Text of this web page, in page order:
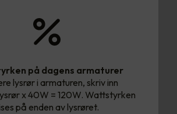
på dagens armaturer
lysrør i armaturen, skriv inn
x 40W = 120W. Wattstyrken
på enden av lysrøret.